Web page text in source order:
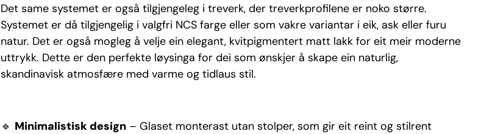
Det same systemet er også tilgjengeleg i treverk, der treverkprofilene er noko større.
Systemet er då tilgjengelig i valgfri NCS farge eller som vakre variantar i eik, ask eller furu
natur. Det er også mogleg å velje ein elegant, kvitpigmentert matt lakk for eit meir moderne
uttrykk. Dette er den perfekte løysinga for dei som ønskjer å skape ein naturlig,
skandinavisk atmosfære med varme og tidlaus stil.
🔹 Minimalistisk design– Glaset monterast utan stolper, som gir eit reint og stilrent